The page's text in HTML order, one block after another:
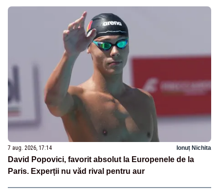
7 aug. 2026, 17:14 Ionuț Nichita
David Popovici, favorit absolut la Europenele de la
Paris. Experții nu văd rival pentru aur